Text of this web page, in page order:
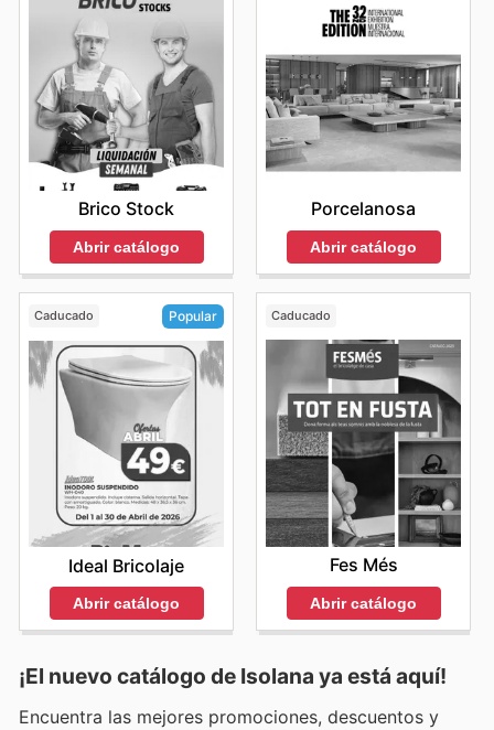
Brico Stock
Abrir catálogo
Porcelanosa
Abrir catálogo
Caducado Popular
Ideal Bricolaje
Abrir catálogo
Caducado
Fes Més
Abrir catálogo
¡El nuevo catálogo de Isolana ya está aquí!
Encuentra las mejores promociones, descuentos y